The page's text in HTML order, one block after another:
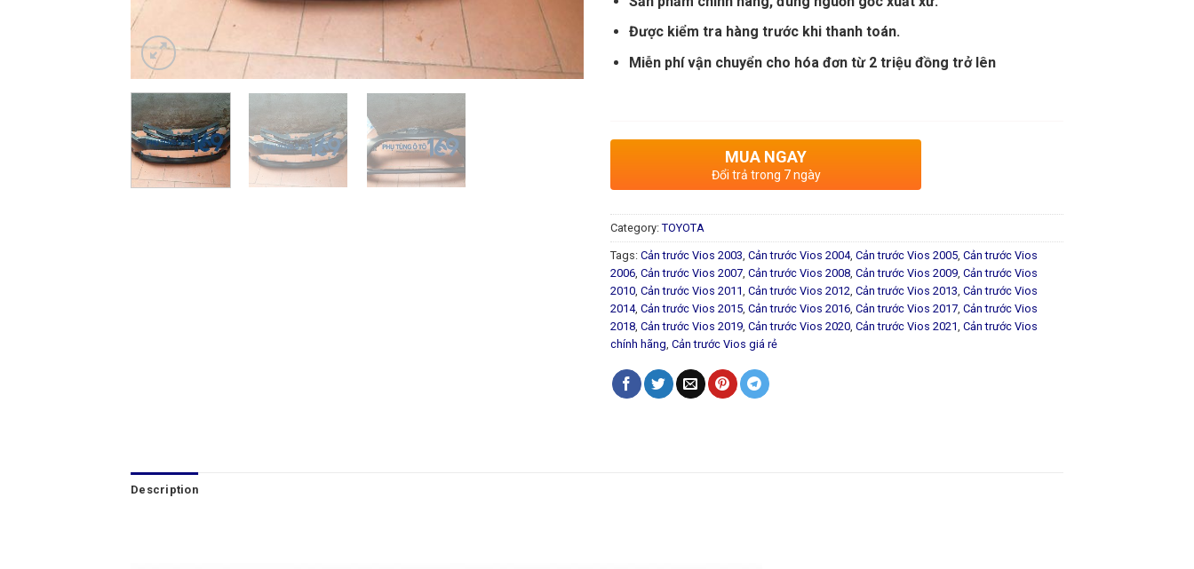
Được kiểm tra hàng trước khi thanh toán.
Miễn phí vận chuyển cho hóa đơn từ 2 triệu đồng trở lên
MUA NGAY
Đổi trả trong 7 ngày
Category: TOYOTA
Tags: Cản trước Vios 2003 Cản trước Vios 2004, Cản trước Vios 2005 Cản trước Vios
2006 Cản trước Vios 2007 Cản trước Vios 2008 Cản trước Vios 2009 Cản trước Vios
2010 Cản trước Vios 2011 Cản trước Vios 2012 Cản trước Vios 2013 Cản trước Vios
2014, Cản trước Vios 2015 Cản trước Vios 2016 Cản trước Vios 2017 Cản trước Vios
2018 Cản trước Vios 2019 Cản trước Vios 2020 Cản trước Vios 2021 Cản trước Vios
chính hãng Cản trước Vios giá rẻ
Description